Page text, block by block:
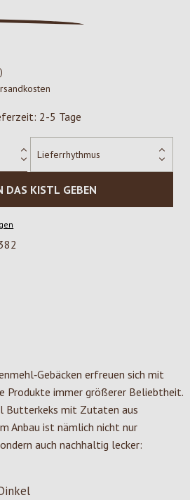
2-5 Tage
DAS KISTL GEBEN
erfreuen sich mit
Produkte immer größerer Beliebtheit.
Butterkeks mit Zutaten aus
Anbau ist nämlich nicht nur
auch nachhaltig lecker: